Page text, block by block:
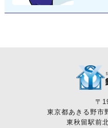
〒
東京都あきる野市
東秋留駅前